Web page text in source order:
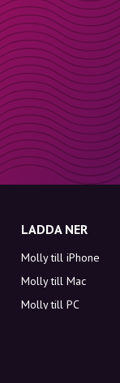
LADDA NER
Molly till iPhone
Molly till Mac
Molly till PC